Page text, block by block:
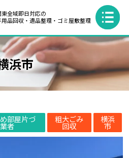
東全域即日対応の
用品回収・遺品整理・ゴミ屋敷整理
浜市
部屋片づ
者
粗大ごみ
回収
横浜
市